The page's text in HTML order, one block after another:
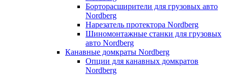
Борторасширители для грузовых авто
Nordberg
Нарезатель протектора Nordberg
Шиномонтажные станки для грузовых
авто Nordberg
Канавные домкраты Nordberg
Опции для канавных домкратов
Nordberg